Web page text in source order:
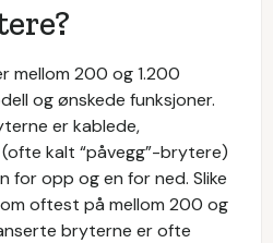
mellom 200 og 1.200
og ønskede funksjoner.
er kablede,
kalt “påvegg”-brytere)
for opp og en for ned. Slike
oftest på mellom 200 og
bryterne er ofte